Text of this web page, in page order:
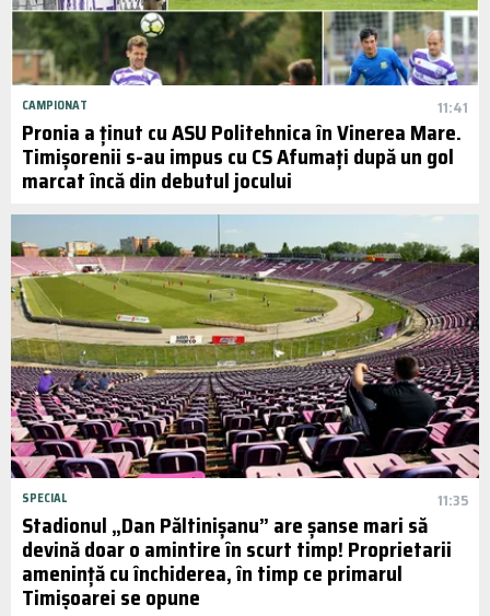
CAMPIONAT 11:41
Pronia a ținut cu ASU Politehnica în Vinerea Mare.
Timișorenii s-au impus cu CS Afumați după un gol
marcat încă din debutul jocului
SPECIAL 11:35
Stadionul „Dan Păltinișanu” are șanse mari să
devină doar o amintire în scurt timp! Proprietarii
amenință cu închiderea, în timp ce primarul
Timișoarei se opune